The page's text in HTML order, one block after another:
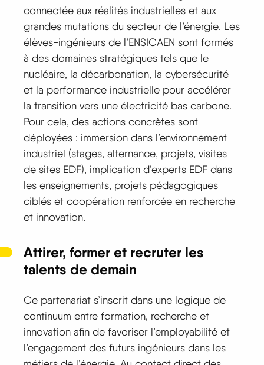
connectée aux réalités industrielles et aux
grandes mutations du secteur de l’énergie. Les
élèves-ingénieurs de l’ENSICAEN sont formés
à des domaines stratégiques tels que le
nucléaire, la décarbonation, la cybersécurité
et la performance industrielle pour accélérer
la transition vers une électricité bas carbone.
Pour cela, des actions concrètes sont
déployées : immersion dans l’environnement
industriel (stages, alternance, projets, visites
de sites EDF), implication d’experts EDF dans
les enseignements, projets pédagogiques
ciblés et coopération renforcée en recherche
et innovation.
Attirer, former et recruter les
talents de demain
Ce partenariat s’inscrit dans une logique de
continuum entre formation, recherche et
innovation afin de favoriser l’employabilité et
l’engagement des futurs ingénieurs dans les